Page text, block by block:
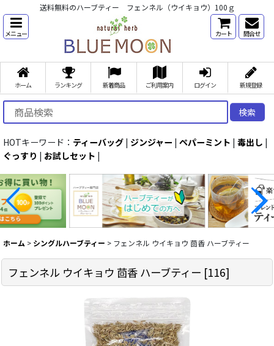
送料無料のハーブティー フェンネル（ウイキョウ）100ｇ
メニュー カート 問合せ
ホーム ランキング 新着商品 ご利用案内 ログイン 新規登録
検索
HOTキーワード： ティーバッグ | ジンジャー | ペパーミント | 毒出し |
ぐっすり | お試しセット |
ホーム > シングルハーブティー > フェンネル ウイキョウ 茴香 ハーブティー
フェンネル ウイキョウ 茴香 ハーブティー [116]